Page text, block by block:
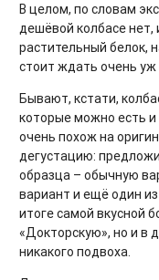
В целом, по словам
дешёвой колбасе
растительный белок,
стоит ждать очень уж
Бывают, кстати,
которые можно есть
очень похож на
дегустацию:
образца – обычную
вариант и ещё один из
итоге самой вкусной
«Докторскую», но и в
никакого подвоха.